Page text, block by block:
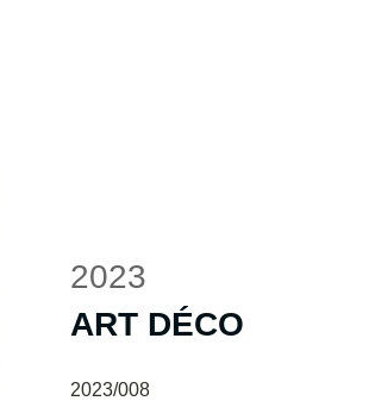
2023
ART DÉCO
2023/008